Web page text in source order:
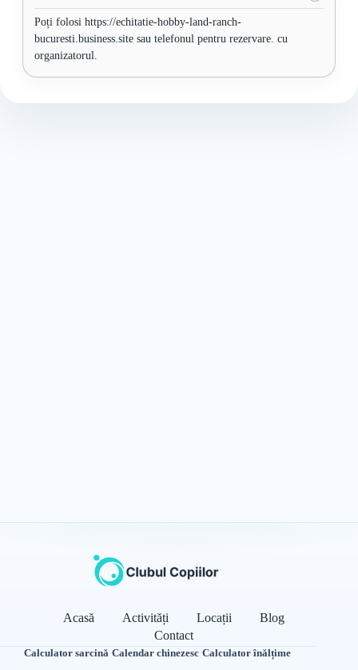
Poți folosi https://echitatie-hobby-land-ranch-
bucuresti.business.site sau telefonul pentru rezervare. cu
organizatorul.
Acasă Activități Locații
Blog
Contact
Calculator sarcină·Calendar chinezesc·Calculator înălțime